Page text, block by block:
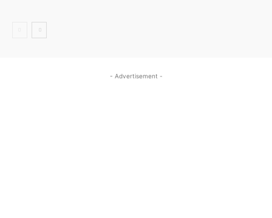
- Advertisement -